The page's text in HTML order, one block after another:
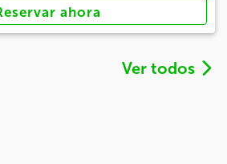
ahora
Ver todos